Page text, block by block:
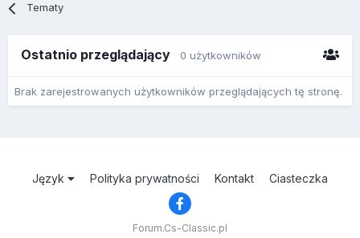
Tematy
Ostatnio przeglądający 0 użytkowników
Brak zarejestrowanych użytkowników przeglądających tę stronę.
Język Polityka prywatności Kontakt Ciasteczka
Forum.Cs-Classic.pl